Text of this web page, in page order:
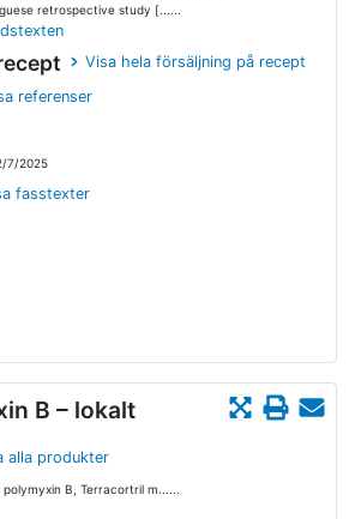
retrospective study [......
Visa hela försäljning på recept
referenser
7/2025
fasstexter
B – lokalt
alla produkter
B, Terracortril m......